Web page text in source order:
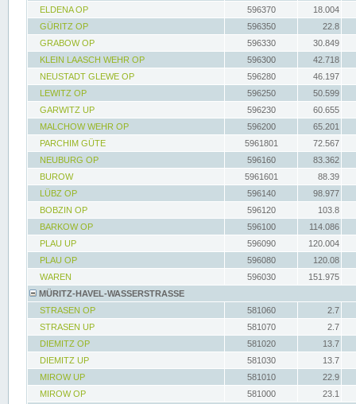
ELDENA OP
596370
18.004
GÜRITZ OP
596350
22.8
GRABOW OP
596330
30.849
KLEIN LAASCH WEHR OP
596300
42.718
NEUSTADT GLEWE OP
596280
46.197
LEWITZ OP
596250
50.599
GARWITZ UP
596230
60.655
MALCHOW WEHR OP
596200
65.201
PARCHIM GÜTE
5961801
72.567
NEUBURG OP
596160
83.362
BUROW
5961601
88.39
LÜBZ OP
596140
98.977
BOBZIN OP
596120
103.8
BARKOW OP
596100
114.086
PLAU UP
596090
120.004
PLAU OP
596080
120.08
WAREN
596030
151.975
MÜRITZ-HAVEL-WASSERSTRASSE
STRASEN OP
581060
2.7
STRASEN UP
581070
2.7
DIEMITZ OP
581020
13.7
DIEMITZ UP
581030
13.7
MIROW UP
581010
22.9
MIROW OP
581000
23.1